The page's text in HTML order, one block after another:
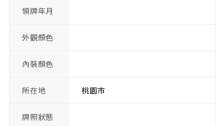
領牌年月
外觀顏色
內裝顏色
所在地 桃園市
牌照狀態